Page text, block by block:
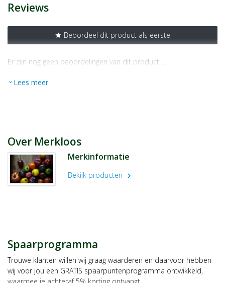
Reviews
star Beoordeel dit product als eerste
Er zijn nog geen beoordelingen van dit product …
expand_more Lees meer
Over Merkloos
Merkinformatie
Bekijk producten chevron_right
Spaarprogramma
Trouwe klanten willen wij graag waarderen en daarvoor hebben
wij voor jou een GRATIS spaarpuntenprogramma ontwikkeld,